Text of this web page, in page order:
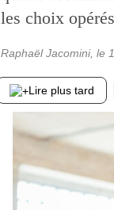
les choix
Raphaël Jacomini, le
Lire plus tard